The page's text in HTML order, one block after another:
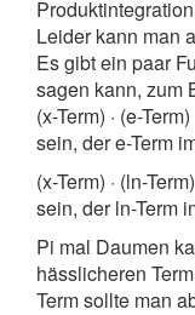
Leider kann man
Es gibt ein paar
sagen kann, zum
(x-Term) · (e-
sein, der e-Term
(x-Term) · (ln-
sein, der ln-Term
Pi mal Daumen
hässlicheren
Term sollte man